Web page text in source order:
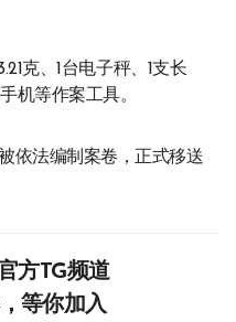
克、1台电子秤、1支长
机等作案工具。
依法编制案卷，正式移送
方TG频道
等你加入‍‍‍‍‍‍‍‍‍‍‍‍‍